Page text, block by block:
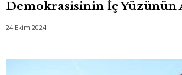
Demokrasisinin İç Yüzünün
24 Ekim 2024